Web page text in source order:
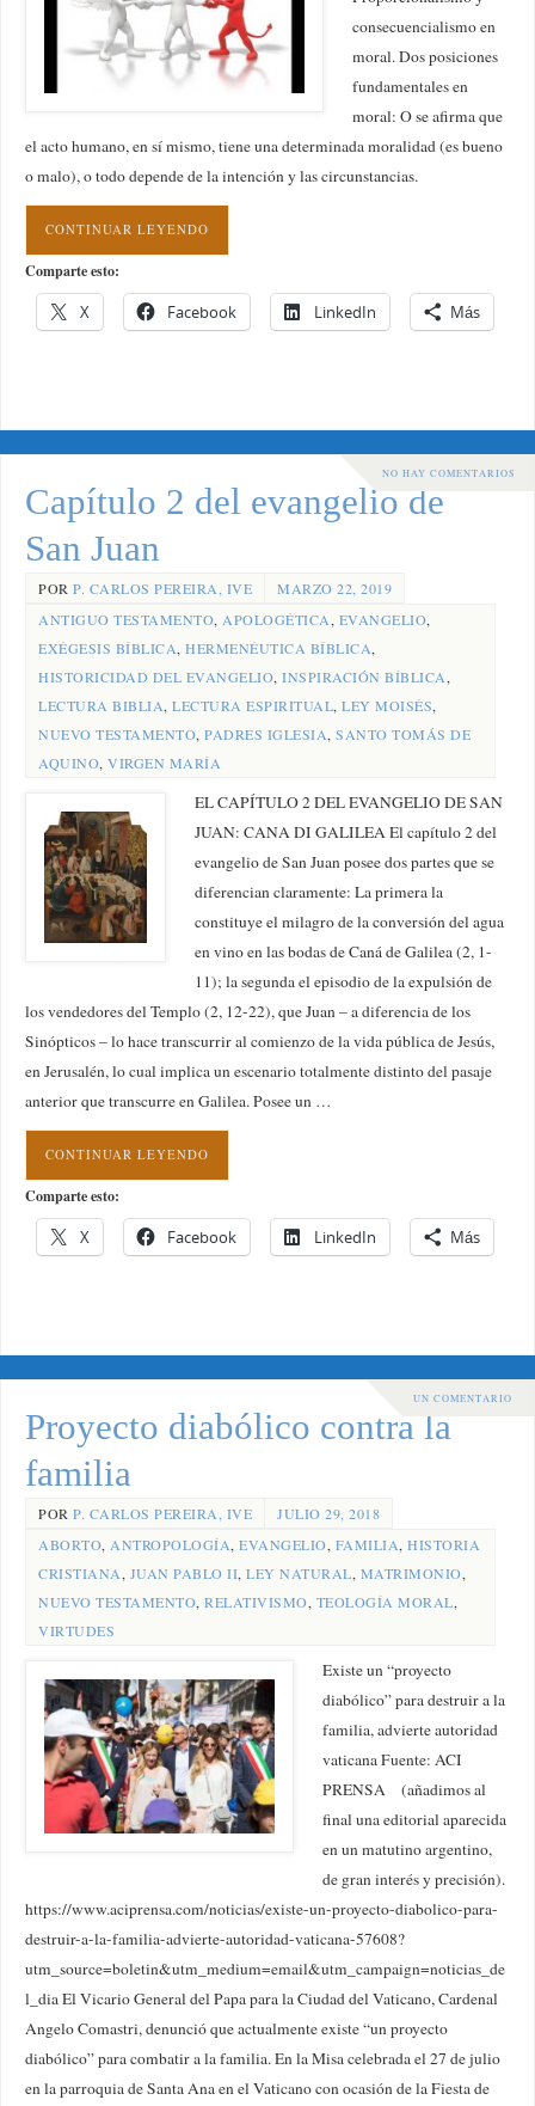
consecuencialismo en
moral. Dos posiciones
fundamentales en
moral: O se afirma que
el acto humano, en sí mismo, tiene una determinada moralidad (es bueno
o malo), o todo depende de la intención y las circunstancias.
CONTINUAR LEYENDO
Comparte esto:
X Facebook LinkedIn Más
NO HAY COMENTARIOS
Capítulo 2 del evangelio de
San Juan
PORP. CARLOS PEREIRA, IVE
MARZO 22, 2019
ANTIGUO TESTAMENTO,APOLOGÉTICA, EVANGELIO,
EXÉGESIS BÍBLICA,HERMENÉUTICA BÍBLICA,
HISTORICIDAD DEL EVANGELIO,INSPIRACIÓN BÍBLICA,
LECTURA BIBLIA,LECTURA ESPIRITUAL,LEY MOISÉS,
NUEVO TESTAMENTO,PADRES IGLESIA,SANTO TOMÁS DE
AQUINO,VIRGEN MARÍA
EL CAPÍTULO 2 DEL EVANGELIO DE SAN
JUAN: CANA DI GALILEA El capítulo 2 del
evangelio de San Juan posee dos partes que se
diferencian claramente: La primera la
constituye el milagro de la conversión del agua
en vino en las bodas de Caná de Galilea (2, 1-
11); la segunda el episodio de la expulsión de
los vendedores del Templo (2, 12-22), que Juan – a diferencia de los
Sinópticos – lo hace transcurrir al comienzo de la vida pública de Jesús,
en Jerusalén, lo cual implica un escenario totalmente distinto del pasaje
anterior que transcurre en Galilea. Posee un …
CONTINUAR LEYENDO
Comparte esto:
X Facebook LinkedIn Más
UN COMENTARIO
Proyecto diabólico contra la
familia
PORP. CARLOS PEREIRA, IVE
JULIO 29, 2018
ABORTO,ANTROPOLOGÍA,EVANGELIO, FAMILIA,HISTORIA
CRISTIANA, JUAN PABLO II,LEY NATURAL, MATRIMONIO,
NUEVO TESTAMENTO,RELATIVISMO, TEOLOGÍA MORAL,
VIRTUDES
Existe un “proyecto
diabólico” para destruir a la
familia, advierte autoridad
vaticana Fuente: ACI
PRENSA (añadimos al
final una editorial aparecida
en un matutino argentino,
de gran interés y precisión).
https://www.aciprensa.com/noticias/existe-un-proyecto-diabolico-para-
destruir-a-la-familia-advierte-autoridad-vaticana-57608?
utm_source=boletin&utm_medium=email&utm_campaign=noticias_de
l_dia El Vicario General del Papa para la Ciudad del Vaticano, Cardenal
Angelo Comastri, denunció que actualmente existe “un proyecto
diabólico” para combatir a la familia. En la Misa celebrada el 27 de julio
en la parroquia de Santa Ana en el Vaticano con ocasión de la Fiesta de